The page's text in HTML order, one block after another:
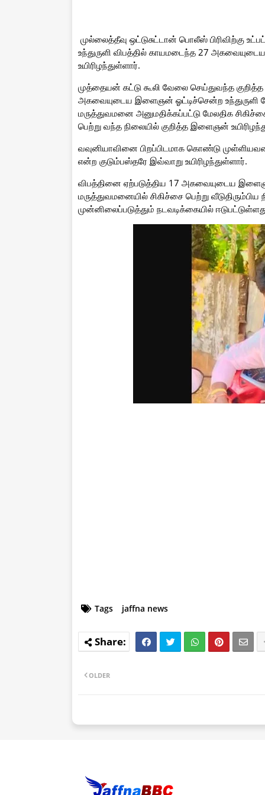
முல்லைத்தீவு ஒட்டுசுட்டான் பொலீஸ் பிரிவிற்கு
உந்துருளி விபத்தில் காயமடைந்த 27
உயிரிழந்துள்ளார்.
முத்தையன் கட்டு கூலி வேலை செய்துவந்த
அகவையுடைய இளைஞன் ஓட்டிச்சென்ற உந்துருளி
மருத்துவமனை அனுமதிக்கப்பட்டு மேலதிக
பெற்று வந்த நிலையில் குறித்த இளைஞன்
வவுனியாவினை பிறப்பிடமாக கொண்டு
என்ற குடும்பஸ்தரே இவ்வாறு உயிரிழந்துள்ளார்.
விபத்தினை ஏற்படுத்திய 17 அகவையுடைய
மருத்துவமனையில் சிகிச்சை பெற்று
முன்னிலைப்படுத்தும் நடவடிக்கையில்
Tags jaffna news
OLDER